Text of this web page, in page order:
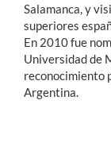
Salamanca, y
superiores
En 2010 fue
Universidad de
reconocimiento
Argentina.